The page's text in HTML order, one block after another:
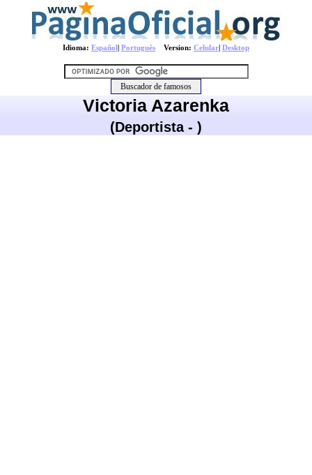
Idioma: Español| Português Version: Celular| Desktop
Victoria Azarenka
(Deportista - )